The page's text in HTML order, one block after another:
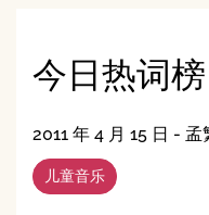
今日热词
2011 年 4 月 15 日 - 孟
儿童音乐